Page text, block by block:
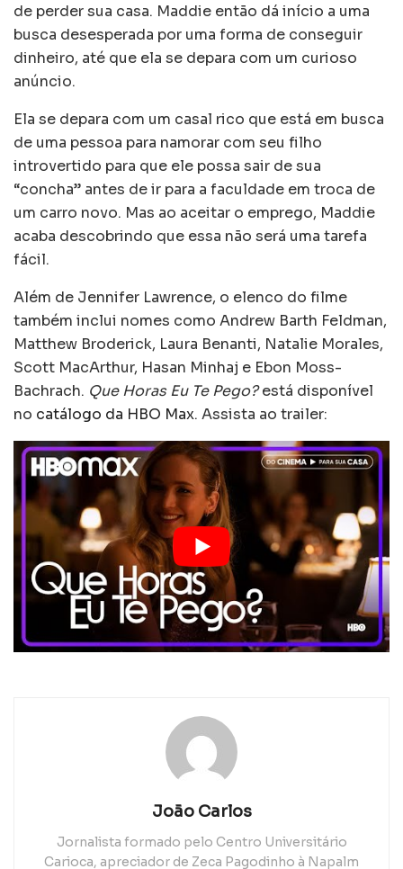
de perder sua casa. Maddie então dá início a uma
busca desesperada por uma forma de conseguir
dinheiro, até que ela se depara com um curioso
anúncio.
Ela se depara com um casal rico que está em busca
de uma pessoa para namorar com seu filho
introvertido para que ele possa sair de sua
“concha” antes de ir para a faculdade em troca de
um carro novo. Mas ao aceitar o emprego, Maddie
acaba descobrindo que essa não será uma tarefa
fácil.
Além de Jennifer Lawrence, o elenco do filme
também inclui nomes como Andrew Barth Feldman,
Matthew Broderick, Laura Benanti, Natalie Morales,
Scott MacArthur, Hasan Minhaj e Ebon Moss-
Bachrach. Que Horas Eu Te Pego?está disponível
no catálogo da HBO Max. Assista ao trailer:
João Carlos
Jornalista formado pelo Centro Universitário
Carioca, apreciador de Zeca Pagodinho à Napalm